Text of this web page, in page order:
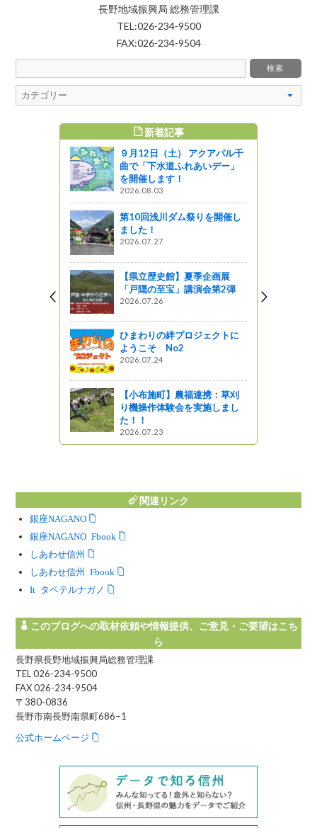
長野地域振興局 総務管理課
TEL:026-234-9500
FAX:026-234-9504
新着記事
９月12日（土） アクアパル千
曲で「下水道ふれあいデー」
を開催します！
2026.08.03
第10回浅川ダム祭りを開催し
ました！
2026.07.27
【県立歴史館】夏季企画展
「戸隠の至宝」講演会第2弾
2026.07.26
ひまわりの絆プロジェクトに
ようこそ No2
2026.07.24
【小布施町】農福連携：草刈
り機操作体験会を実施しまし
た！！
2026.07.23
関連リンク
銀座NAGANO
銀座NAGANO Facebook
しあわせ信州
しあわせ信州 Facebook
Instagram タベテルナガノ
このブログへの取材依頼や情報提供、ご意見・ご要望はこち
ら
長野県長野地域振興局総務管理課
TEL 026-234-9500
FAX 026-234-9504
〒380-0836
長野市南長野南県町686−1
公式ホームページ